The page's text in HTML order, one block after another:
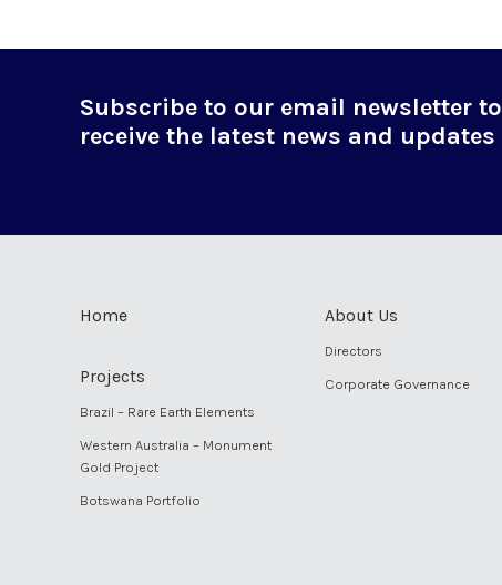
Subscribe to our email newsletter to
receive the latest news and updates
Home
Projects
Brazil – Rare Earth Elements
Western Australia – Monument
Gold Project
Botswana Portfolio
About Us
Directors
Corporate Governance